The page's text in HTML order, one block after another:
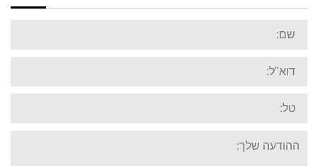
message: